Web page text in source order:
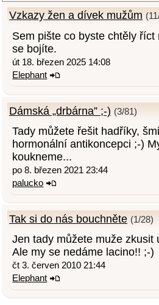
Vzkazy žen a dívek mužům
Sem pište co byste chtěly
se bojíte.
út 18. březen 2025 14:08
Elephant
Dámská „drbárna” ;-) (3/81)
Tady můžete řešit hadříky,
hormonální antikoncepci ;-)
koukneme...
po 8. březen 2021 23:44
palucko
Tak si do nás bouchněte (1/28)
Jen tady můžete muže zkusit
Ale my se nedáme lacino!! ;-)
čt 3. červen 2010 21:44
Elephant